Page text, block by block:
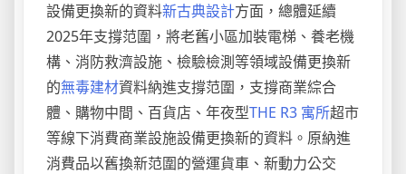
設備更換新的資料新古典設計方面，總體延續
2025年支撐范圍，將老舊小區加裝電梯、養老機
構、消防救濟設施、檢驗檢測等領域設備更換新
的無毒建材資料納進支撐范圍，支撐商業綜合
體、購物中間、百貨店、年夜型THE R3 寓所超市
等線下消費商業設施設備更換新的資料。原納進
消費品以舊換新范圍的營運貨車、新動力公交